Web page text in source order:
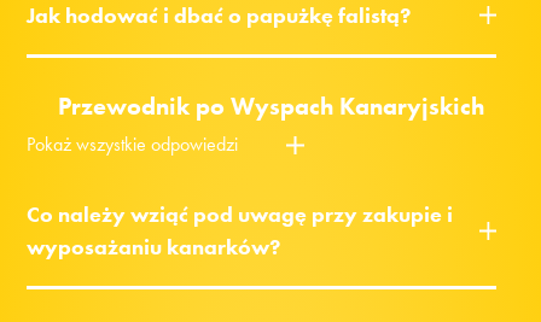
Jak hodować i dbać o papużkę falistą?
Przewodnik po Wyspach Kanaryjskich
Pokaż wszystkie odpowiedzi
Co należy wziąć pod uwagę przy zakupie i
wyposażaniu kanarków?